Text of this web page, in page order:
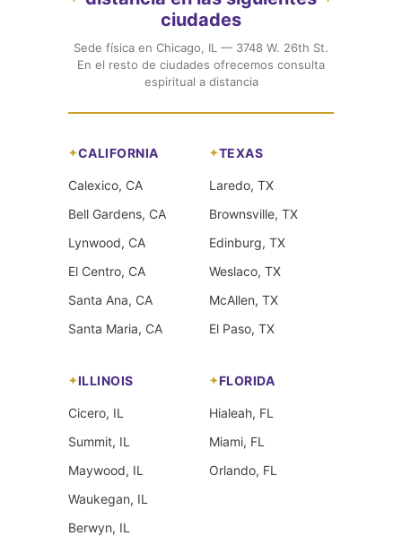
ciudades
Sede física en Chicago, IL — 3748 W. 26th St.
En el resto de ciudades ofrecemos consulta
espiritual a distancia
CALIFORNIA
Calexico, CA
Bell Gardens, CA
Lynwood, CA
El Centro, CA
Santa Ana, CA
Santa Maria, CA
TEXAS
Laredo, TX
Brownsville, TX
Edinburg, TX
Weslaco, TX
McAllen, TX
El Paso, TX
ILLINOIS
Cicero, IL
Summit, IL
Maywood, IL
Waukegan, IL
Berwyn, IL
FLORIDA
Hialeah, FL
Miami, FL
Orlando, FL